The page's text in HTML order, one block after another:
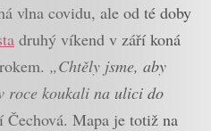
vlna covidu, ale od té doby
druhý víkend v září koná
„Chtěly jsme, aby
roce koukali na ulici do
Čechová. Mapa je totiž na